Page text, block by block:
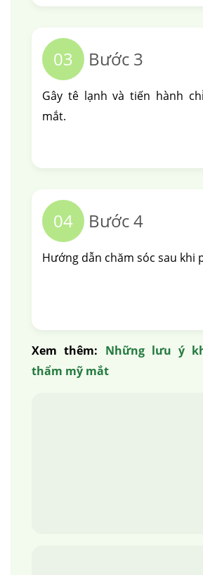
03 Bước 3
Gây tê lạnh và tiến hành
mắt.
04 Bước 4
Hướng dẫn chăm sóc sau khi
Xem thêm: Những lưu ý
thẩm mỹ mắt